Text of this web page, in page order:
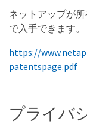
ネットアップが
で入手できます。
https://
patentspage.pdf
プライバ